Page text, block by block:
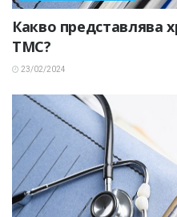
Какво представлява
ТМС?
23/02/2024